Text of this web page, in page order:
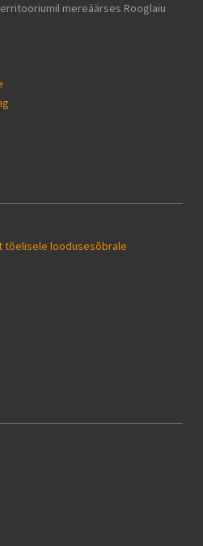
mereäärses Rooglaiu
tõelisele loodusesõbrale